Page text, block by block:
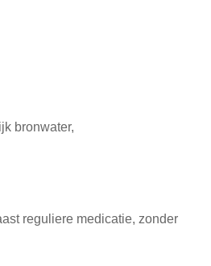
bronwater,
reguliere medicatie, zonder